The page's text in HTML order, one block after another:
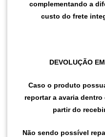
complementando a
custo do frete
DEVOLUÇÃO
Caso o produto
reportar a avaria
partir do
Não sendo possível